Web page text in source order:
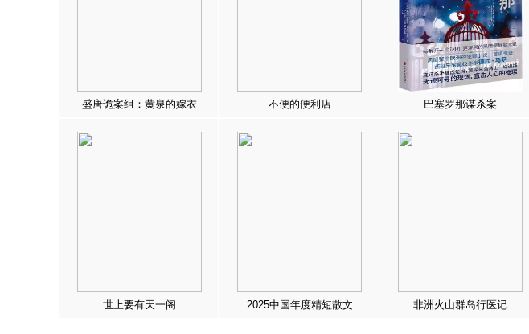
盛唐诡案组：黄泉的嫁衣 不便的便利店 巴塞罗那谋杀案
世上要有天一阁 2025中国年度精短散文 非洲火山群岛行医记